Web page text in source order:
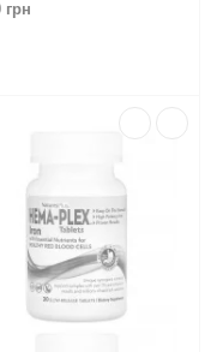
грн